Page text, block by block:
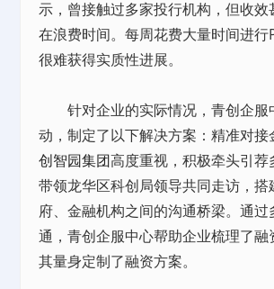
示，曾接触过多家投行机构，但收效
在浪费时间。每周花费大量时间进行
很难获得实质性进展。
针对企业的实际情况，青创企服
动，制定了以下解决方案：精准对接
创智园集团高度重视，积极牵头引荐
带领龙华区科创局领导共同走访，搭
府、金融机构之间的沟通桥梁。通过
通，青创企服中心帮助企业梳理了融
其量身定制了融资方案。